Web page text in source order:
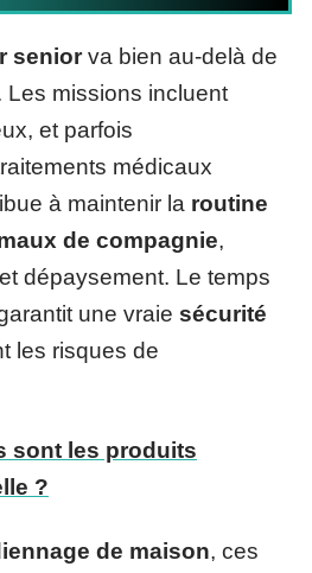
seniorva bien au-delà de
Les missions incluent
et parfois
médicaux
à maintenir la routine
de compagnie,
dépaysement. Le temps
une vraie sécurité
les risques de
sont les produits
?
de maison, ces